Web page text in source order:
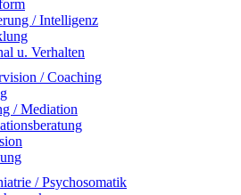
/ Intelligenz
u. Verhalten
/ Coaching
/ Mediation
/ Psychosomatik